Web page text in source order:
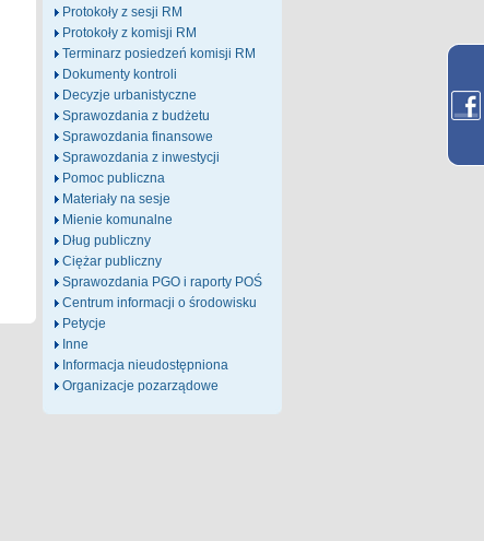
Protokoły z sesji RM
Protokoły z komisji RM
Terminarz posiedzeń komisji RM
Dokumenty kontroli
Decyzje urbanistyczne
Sprawozdania z budżetu
Sprawozdania finansowe
Sprawozdania z inwestycji
Pomoc publiczna
Materiały na sesje
Mienie komunalne
Dług publiczny
Ciężar publiczny
Sprawozdania PGO i raporty POŚ
Centrum informacji o środowisku
Petycje
Inne
Informacja nieudostępniona
Organizacje pozarządowe